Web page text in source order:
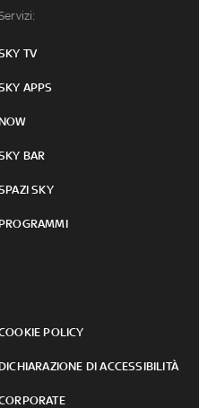
TV
APPS
NOW
BAR
SKY
PROGRAMMI
POLICY
DI ACCESSIBILITÀ